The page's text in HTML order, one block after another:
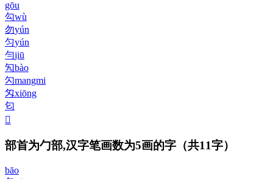
gōu
勾wù
勿yún
匀yún
勻jiū
勼bào
勽mangmi
匁xiōng
匂
𠣌
部首为勹部,汉字笔画数为5画的字 （共11字）
bāo